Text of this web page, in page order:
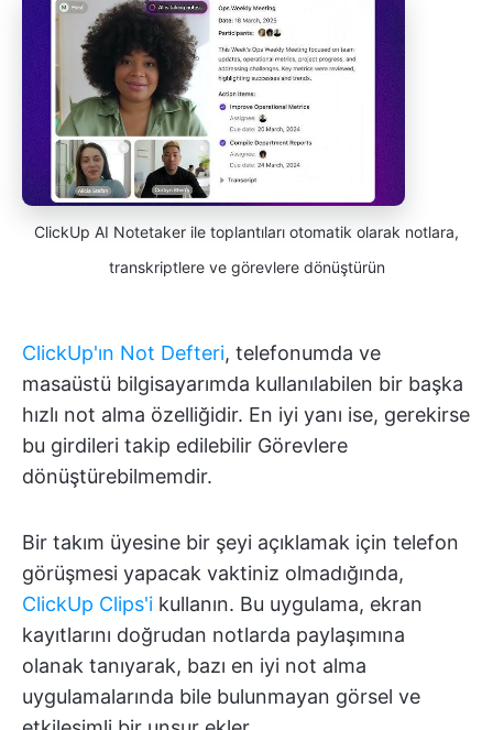
ClickUp AI Notetaker ile toplantıları otomatik olarak notlara,
transkriptlere ve görevlere dönüştürün
ClickUp'ın Not Defteri, telefonumda ve
masaüstü bilgisayarımda kullanılabilen bir başka
hızlı not alma özelliğidir. En iyi yanı ise, gerekirse
bu girdileri takip edilebilir Görevlere
dönüştürebilmemdir.
Bir takım üyesine bir şeyi açıklamak için telefon
görüşmesi yapacak vaktiniz olmadığında,
ClickUp Clips'i kullanın. Bu uygulama, ekran
kayıtlarını doğrudan notlarda paylaşımına
olanak tanıyarak, bazı en iyi not alma
uygulamalarında bile bulunmayan görsel ve